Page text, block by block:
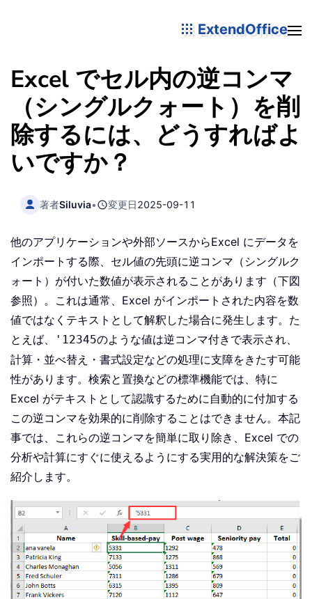
ExtendOffice
Excel でセル内の逆コンマ
（シングルクォート）を削
除するには、どうすればよ
いですか？
著者Siluvia• 変更日2025-09-11
他のアプリケーションや外部ソースからExcel にデータを
インポートする際、セル値の先頭に逆コンマ（シングルク
ォート）が付いた数値が表示されることがあります（下図
参照）。これは通常、Excel がインポートされた内容を数
値ではなくテキストとして解釈した場合に発生します。た
とえば、
'12345のような値は逆コンマ付きで表示され、
計算・並べ替え・書式設定などの処理に支障をきたす可能
性があります。検索と置換などの標準機能では、特に
Excel がテキストとして認識するために自動的に付加する
この逆コンマを効果的に削除することはできません。本記
事では、これらの逆コンマを簡単に取り除き、Excel での
分析や計算にすぐに使えるようにする実用的な解決策をご
紹介します。